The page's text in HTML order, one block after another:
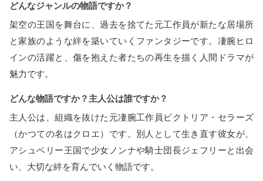
どんなジャンルの物語ですか？
架空の王国を舞台に、過去を捨てた元工作員が新たな居場所
と家族のような絆を築いていくファンタジーです。凄腕ヒロ
インの活躍と、傷を抱えた者たちの再生を描く人間ドラマが
魅力です。
どんな物語ですか？主人公は誰ですか？
主人公は、組織を抜けた元凄腕工作員ビクトリア・セラーズ
（かつての名はクロエ）です。別人として生き直す彼女が、
アシュベリー王国で少女ノンナや騎士団長ジェフリーと出会
い、大切な絆を育んでいく物語です。